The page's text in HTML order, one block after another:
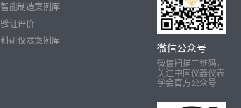
微信公众号
微信扫描二维码，
关注中国仪器仪表
学会官方公众号
智能制造案例库
验证评价
科研仪器案例库